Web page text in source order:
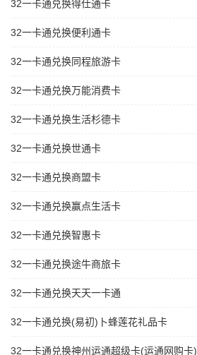
32一卡通兑换得仕通卡
32一卡通兑换便利通卡
32一卡通兑换同程旅游卡
32一卡通兑换万能消费卡
32一卡通兑换生活杉德卡
32一卡通兑换世通卡
32一卡通兑换商盟卡
32一卡通兑换赢点生活卡
32一卡通兑换智惠卡
32一卡通兑换途牛商旅卡
32一卡通兑换天天一卡通
32一卡通兑换(易初)卜蜂莲花礼品卡
32一卡通兑换神州运通超级卡(运通网购卡)